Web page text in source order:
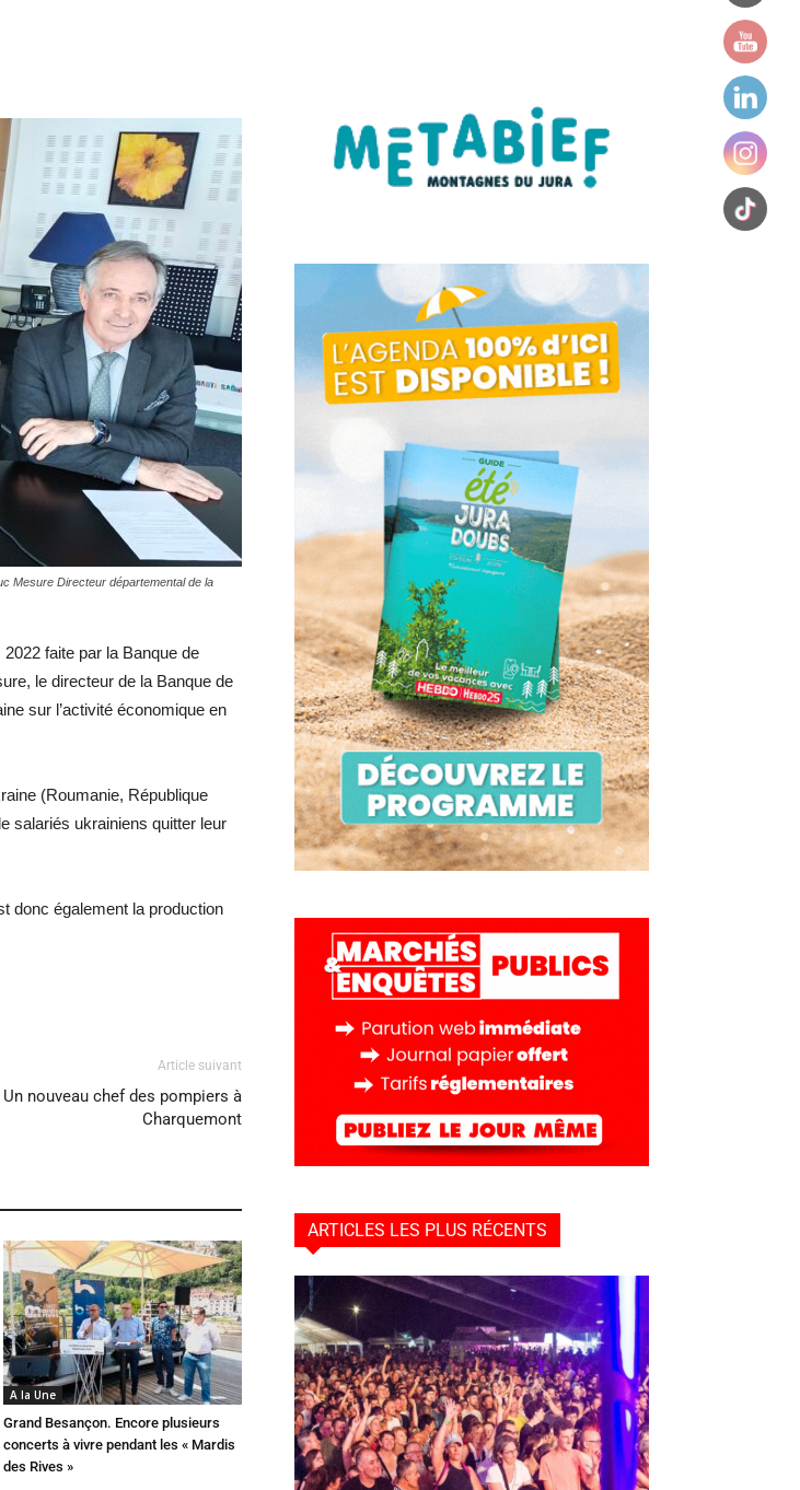
l'info
locale
–
Hebdo25
Mesure Directeur départemental de la
faite par la Banque de
le directeur de la Banque de
sur l’activité économique en
(Roumanie, République
salariés ukrainiens quitter leur
donc également la production
Article suivant
nouveau chef des pompiers à
Charquemont
A la Une
Grand Besançon. Encore plusieurs
concerts à vivre pendant les « Mardis
des Rives »
ARTICLES LES PLUS RÉCENTS